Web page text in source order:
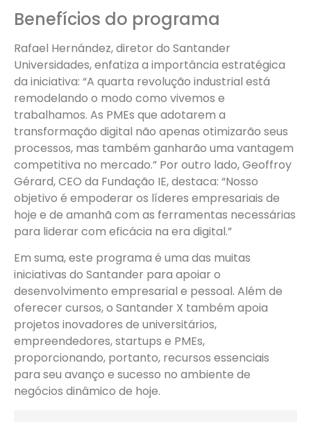
Benefícios do programa
Rafael Hernández, diretor do Santander
Universidades, enfatiza a importância estratégica
da iniciativa: “A quarta revolução industrial está
remodelando o modo como vivemos e
trabalhamos. As PMEs que adotarem a
transformação digital não apenas otimizarão seus
processos, mas também ganharão uma vantagem
competitiva no mercado.” Por outro lado, Geoffroy
Gérard, CEO da Fundação IE, destaca: “Nosso
objetivo é empoderar os líderes empresariais de
hoje e de amanhã com as ferramentas necessárias
para liderar com eficácia na era digital.”
Em suma, este programa é uma das muitas
iniciativas do Santander para apoiar o
desenvolvimento empresarial e pessoal. Além de
oferecer cursos, o Santander X também apoia
projetos inovadores de universitários,
empreendedores, startups e PMEs,
proporcionando, portanto, recursos essenciais
para seu avanço e sucesso no ambiente de
negócios dinâmico de hoje.